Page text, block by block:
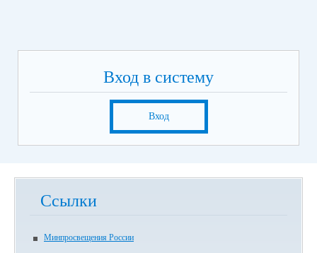
Вход в систему
Вход
Ссылки
Минпросвещения России